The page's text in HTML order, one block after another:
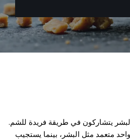
يتشاركون في طريقة فريدة للشم.
متعمد مثل البشر، بينما يستجيب